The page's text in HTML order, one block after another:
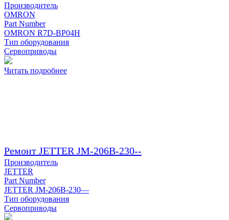
Производитель
OMRON
Part Number
OMRON R7D-BP04H
Тип оборудования
Сервоприводы
Читать подробнее
Ремонт JETTER JM-206B-230--
Производитель
JETTER
Part Number
JETTER JM-206B-230—
Тип оборудования
Сервоприводы